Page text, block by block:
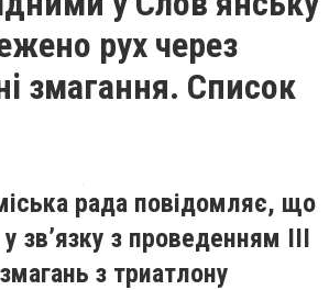
рух через
змагання. Список
рада повідомляє, що
зв’язку з проведенням ІIІ
з триатлону